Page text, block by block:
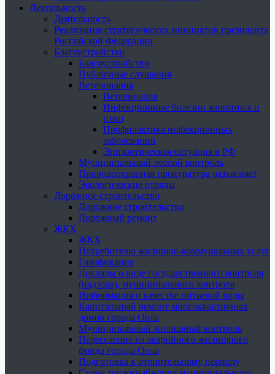
Деятельность
Деятельность
Реализация стратегических инициатив президента
Российской Федерации
Благоустройство
Благоустройство
Публичные слушания
Ветеринария
Ветеринария
Инфекционные болезни животных и
птиц
Профилактика инфекционных
заболеваний
Эпизоотическая ситуация в РФ
Муниципальный лесной контроль
Природоохранная прокуратура разъясняет
Экологические отряды
Дорожное строительство
Дорожное строительство
Дорожный ремонт
ЖКХ
ЖКХ
Потребителю жилищно-коммунальных услуг
Газификация
Доклады о виде государственного контроля
(надзора), муниципального контроля
Информация о качестве питьевой воды
Капитальный ремонт многоквартирных
домов города Орла
Муниципальный жилищный контроль
Переселение из аварийного жилищного
фонда города Орла
Подготовка к отопительному периоду